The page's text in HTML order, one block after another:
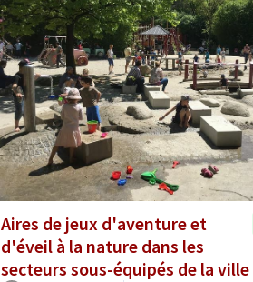
Aires de jeux d'aventure et
d'éveil à la nature dans les
secteurs sous-équipés de la ville